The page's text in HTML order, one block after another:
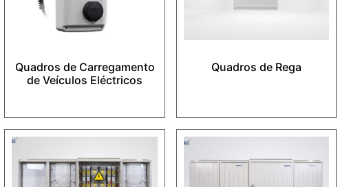
Quadros de Carregamento
de Veículos Eléctricos
Quadros de Rega